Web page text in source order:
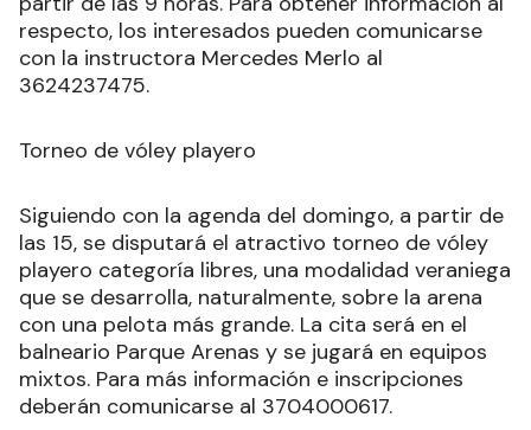
respecto, los interesados pueden comunicarse
con la instructora Mercedes Merlo al
3624237475.
Torneo de vóley playero
Siguiendo con la agenda del domingo, a partir de
las 15, se disputará el atractivo torneo de vóley
playero categoría libres, una modalidad veraniega
que se desarrolla, naturalmente, sobre la arena
con una pelota más grande. La cita será en el
balneario Parque Arenas y se jugará en equipos
mixtos. Para más información e inscripciones
deberán comunicarse al 3704000617.